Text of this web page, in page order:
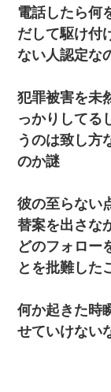
電話したら何
だして駆け付
ない人認定な
犯罪被害を未
っかりしてる
うのは致し方
のか謎
彼の至らない
替案を出さな
どのフォロー
とを批難した
何か起きた時
せていけない